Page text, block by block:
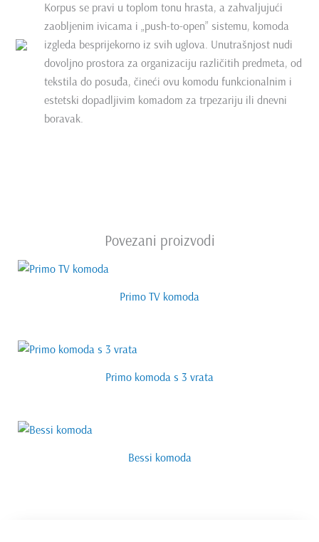
Korpus se pravi u toplom tonu hrasta, a zahvaljujući
zaobljenim ivicama i „push-to-open” sistemu, komoda
izgleda besprijekorno iz svih uglova. Unutrašnjost nudi
dovoljno prostora za organizaciju različitih predmeta, od
tekstila do posuđa, čineći ovu komodu funkcionalnim i
estetski dopadljivim komadom za trpezariju ili dnevni
boravak.
Povezani proizvodi
Primo TV komoda
Primo komoda s 3 vrata
Bessi komoda